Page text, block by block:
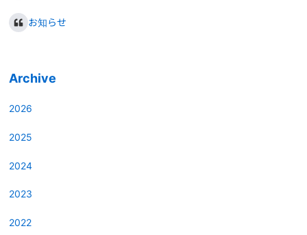
お知らせ
Archive
2026
2025
2024
2023
2022